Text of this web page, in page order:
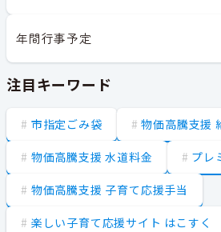
年間行事予定
注目キーワード
市指定ごみ袋 物価高騰支援
物価高騰支援 水道料金 プレ
物価高騰支援 子育て応援手当
楽しい子育て応援サイト はこすく